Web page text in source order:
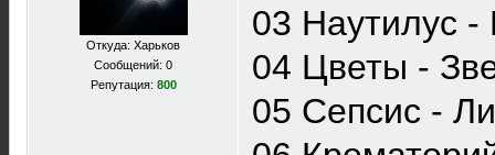
Откуда: Харьков
Сообщений: 0
Репутация: 800
03 Наутилус -
04 Цветы -
05 Cепсис -